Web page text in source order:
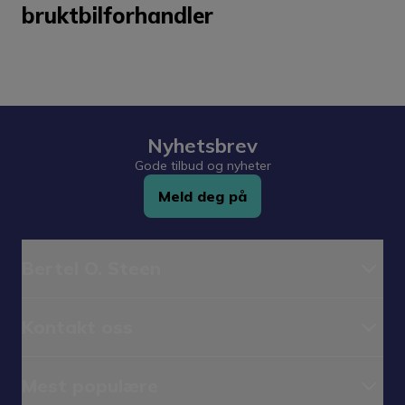
bruktbilforhandler
Nyhetsbrev
Gode tilbud og nyheter
Meld deg på